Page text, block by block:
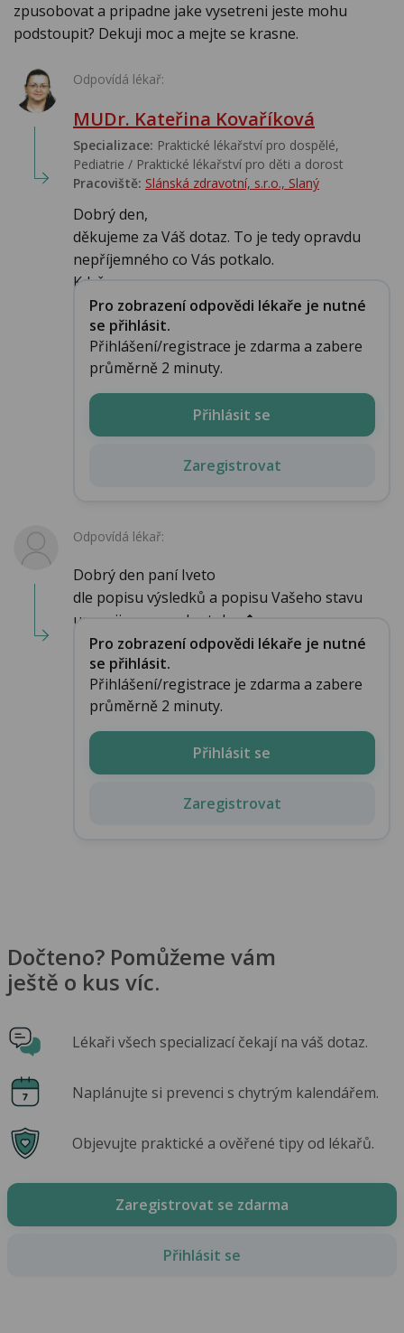
zpusobovat a pripadne jake vysetreni jeste mohu
podstoupit? Dekuji moc a mejte se krasne.
Odpovídá lékař:
MUDr. Kateřina Kovaříková
Specializace: Praktické lékařství pro dospělé,
Pediatrie / Praktické lékařství pro děti a dorost
Pracoviště: Slánská zdravotní, s.r.o., Slaný
Dobrý den,
děkujeme za Váš dotaz. To je tedy opravdu
nepříjemného co Vás potkalo.
Když za...
Pro zobrazení odpovědi lékaře je nutné
se přihlásit.
Přihlášení/registrace je zdarma a zabere
průměrně 2 minuty.
Přihlásit se
Zaregistrovat
Odpovídá lékař:
Dobrý den paní Iveto
dle popisu výsledků a popisu Vašeho stavu
usuzuji na poruchu toku �...
Pro zobrazení odpovědi lékaře je nutné
se přihlásit.
Přihlášení/registrace je zdarma a zabere
průměrně 2 minuty.
Přihlásit se
Zaregistrovat
Dočteno? Pomůžeme vám
ještě o kus víc.
Lékaři všech specializací čekají na váš dotaz.
Naplánujte si prevenci s chytrým kalendářem.
Objevujte praktické a ověřené tipy od lékařů.
Zaregistrovat se zdarma
Přihlásit se